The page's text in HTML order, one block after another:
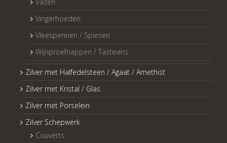
Vazen
Vingerhoeden
Vleespennen / Spiesen
Wijnproefnappen / Tastevins
Zilver met Halfedelsteen / Agaat / Amethist
Zilver met Kristal / Glas
Zilver met Porselein
Zilver Schepwerk
Couverts